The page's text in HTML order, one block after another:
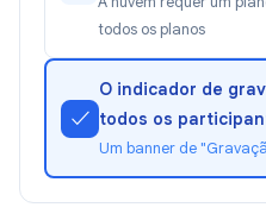
todos os planos
✓
O indicador de
todos os
Um banner de